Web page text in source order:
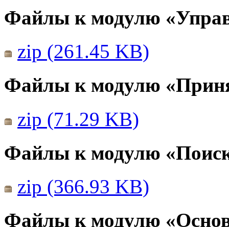
Файлы к модулю
zip (261.45 KB)
Файлы к модулю
zip (71.29 KB)
Файлы к модулю
zip (366.93 KB)
Файлы к модулю